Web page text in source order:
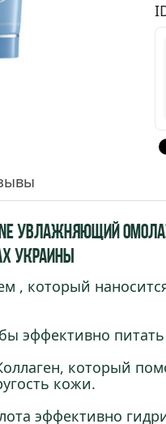
Увлажняющий
Украины
, который
эффективно
который
кожи.
эффективно